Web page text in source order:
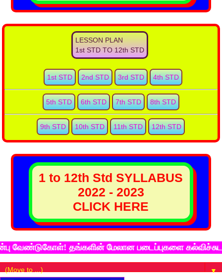
LESSON PLAN
1st STD TO 12th STD
1st STD 2nd STD 3rd STD 4th STD
5th STD 6th STD 7th STD 8th STD
9th STD 10th STD 11th STD 12th STD
1 to 12th Std SYLLABUS
2022 - 2023
CLICK HERE
தங்களின் மேலான படைப்புகளை கல்விச்சுடர்
▼